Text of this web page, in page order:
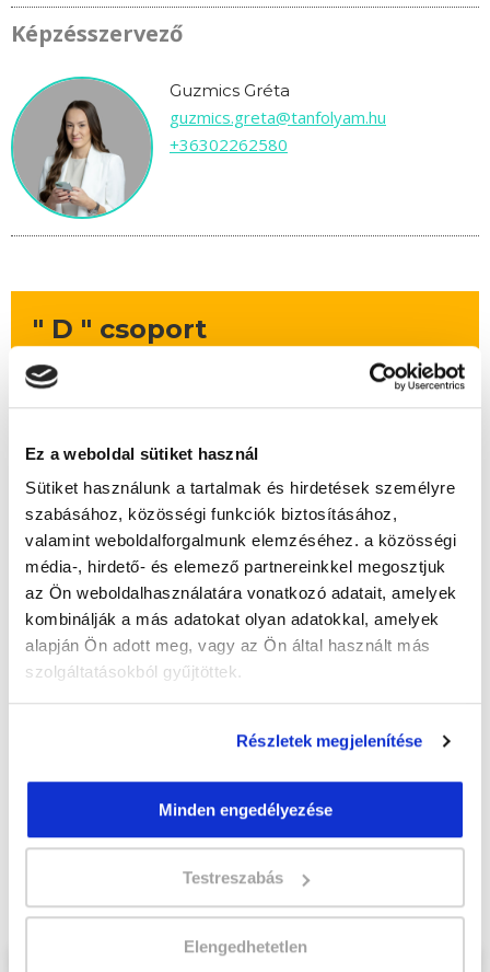
Ez a weboldal sütiket használ
Sütiket használunk a tartalmak és hirdetések személyre
szabásához, közösségi funkciók biztosításához,
valamint weboldalforgalmunk elemzéséhez. a közösségi
média-, hirdető- és elemező partnereinkkel megosztjuk
az Ön weboldalhasználatára vonatkozó adatait, amelyek
kombinálják a más adatokat olyan adatokkal, amelyek
alapján Ön adott meg, vagy az Ön által használt más
szolgáltatásokból gyűjtöttek.
Részletek megjelenítése
Minden engedélyezése
Testreszabás
Elengedhetetlen
Képzésszervező
Guzmics Gréta
guzmics.greta@tanfolyam.hu
+36302262580
" D " csoport
50 nap az indulásig!
Időtartam:4-5 hónap
Képzés ára: 159 000 Ft
egyösszegű befizetés esetén
Vizsgadíj:78 000 Ft
Vizsgadíj várható összege
A csoport a meghirdetett időpontban
biztosan indul!
Jelentkezem!
Végezd elKutyakozmetikus szakképesítés
online tanfolyam - Sopron
tanfolyamunkat és váltsd valóra az álmaidat!